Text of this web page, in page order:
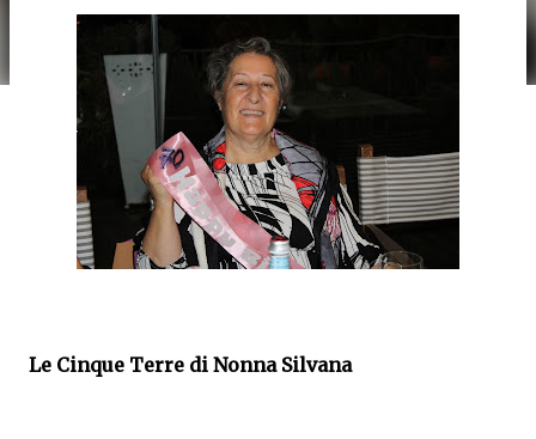
Le Cinque Terre di Nonna Silvana